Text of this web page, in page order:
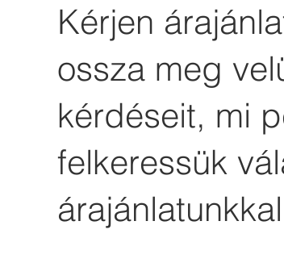
Kérjen
ossza meg
kérdéseit, mi
felkeressük